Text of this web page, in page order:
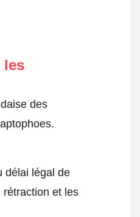
les
des
délai légal de
rétraction et les